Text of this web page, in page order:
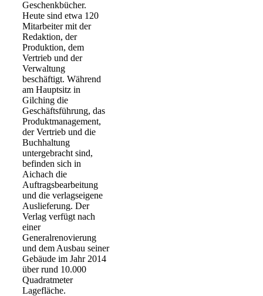
Geschenkbücher.
Heute sind etwa 120
Mitarbeiter mit der
Redaktion, der
Produktion, dem
Vertrieb und der
Verwaltung
beschäftigt. Während
am Hauptsitz in
Gilching die
Geschäftsführung, das
Produktmanagement,
der Vertrieb und die
Buchhaltung
untergebracht sind,
befinden sich in
Aichach die
Auftragsbearbeitung
und die verlagseigene
Auslieferung. Der
Verlag verfügt nach
einer
Generalrenovierung
und dem Ausbau seiner
Gebäude im Jahr 2014
über rund 10.000
Quadratmeter
Lagefläche.